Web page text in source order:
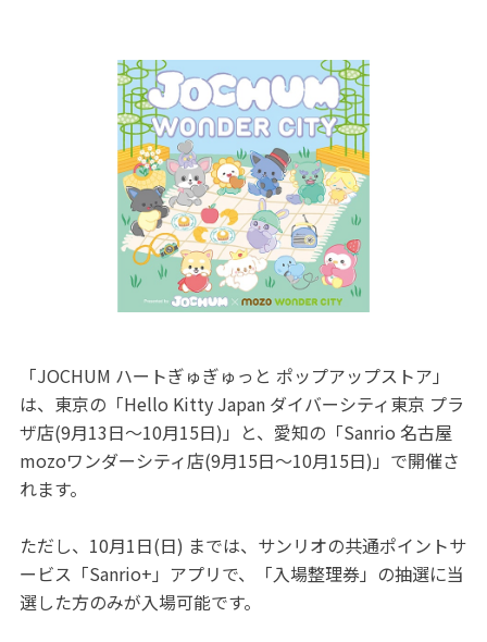
「JOCHUM ハートぎゅぎゅっと ポップアップストア」
は、東京の「Hello Kitty Japan ダイバーシティ東京 プラ
ザ店(9月13日～10月15日)」と、愛知の「Sanrio 名古屋
mozoワンダーシティ店(9月15日～10月15日)」で開催さ
れます。
ただし、10月1日(日) までは、サンリオの共通ポイントサ
ービス「Sanrio+」アプリで、「入場整理券」の抽選に当
選した方のみが入場可能です。